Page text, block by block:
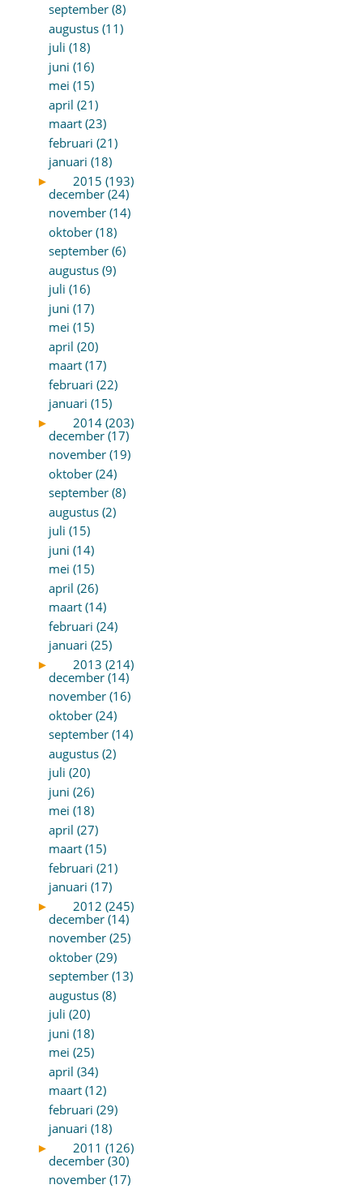
september (8)
augustus (11)
juli (18)
juni (16)
mei (15)
april (21)
maart (23)
februari (21)
januari (18)
►
2015 (193)
december (24)
november (14)
oktober (18)
september (6)
augustus (9)
juli (16)
juni (17)
mei (15)
april (20)
maart (17)
februari (22)
januari (15)
►
2014 (203)
december (17)
november (19)
oktober (24)
september (8)
augustus (2)
juli (15)
juni (14)
mei (15)
april (26)
maart (14)
februari (24)
januari (25)
►
2013 (214)
december (14)
november (16)
oktober (24)
september (14)
augustus (2)
juli (20)
juni (26)
mei (18)
april (27)
maart (15)
februari (21)
januari (17)
►
2012 (245)
december (14)
november (25)
oktober (29)
september (13)
augustus (8)
juli (20)
juni (18)
mei (25)
april (34)
maart (12)
februari (29)
januari (18)
►
2011 (126)
december (30)
november (17)